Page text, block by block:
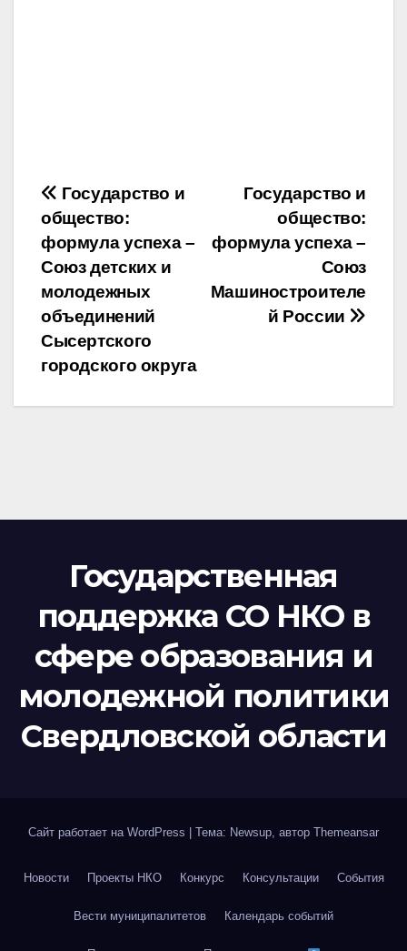
Навигация
по
записям
Государство и
общество:
формула успеха –
Союз
Машиностроителе
й России
Государство и
общество:
формула успеха –
Союз детских и
молодежных
объединений
Сысертского
городского округа
Государственная
поддержка СО НКО в
сфере образования и
молодежной политики
Свердловской области
Сайт работает на WordPress Тема: Newsup, автор Themeansar
Новости Проекты НКО Конкурс Консультации События
Вести муниципалитетов Календарь событий